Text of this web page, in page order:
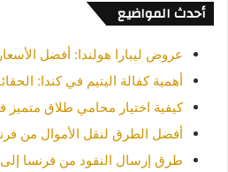
أحدث المواضيع
عروض ليبارا هولندا: أفضل
أهمية كفالة اليتيم في كندا:
كيفية اختيار محامي طلاق متميز
أفضل الطرق لنقل الأموال من
طرق إرسال النقود من فرنسا